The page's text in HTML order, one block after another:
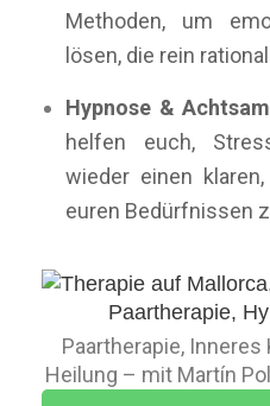
Methoden, um
lösen, die rein
Hypnose &
helfen euch,
wieder einen
euren Bedürfnissen
Paartherapie,
Heilung – mit Martín